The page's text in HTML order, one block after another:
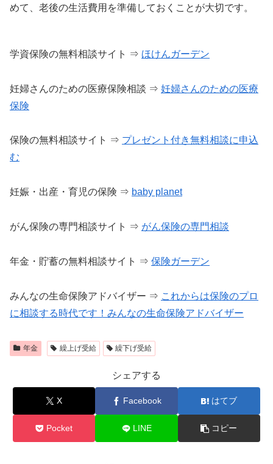
めて、老後の生活費用を準備しておくことが大切です。
学資保険の無料相談サイト ⇒ ほけんガーデン
妊婦さんのための医療保険相談 ⇒ 妊婦さんのための医療
保険
保険の無料相談サイト ⇒ プレゼント付き無料相談に申込
む
妊娠・出産・育児の保険 ⇒ baby planet
がん保険の専門相談サイト ⇒ がん保険の専門相談
年金・貯蓄の無料相談サイト ⇒ 保険ガーデン
みんなの生命保険アドバイザー ⇒ これからは保険のプロ
に相談する時代です！みんなの生命保険アドバイザー
年金 繰上げ受給 繰下げ受給
シェアする
X Facebook はてブ
Pocket LINE コピー